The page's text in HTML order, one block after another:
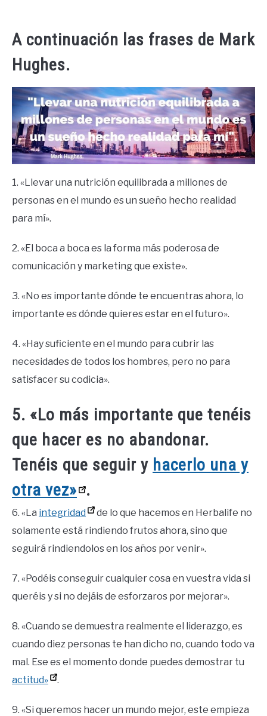
A continuación las frases de Mark
Hughes.
1. «Llevar una nutrición equilibrada a millones de
personas en el mundo es un sueño hecho realidad
para mí».
2. «El boca a boca es la forma más poderosa de
comunicación y marketing que existe».
3. «No es importante dónde te encuentras ahora, lo
importante es dónde quieres estar en el futuro».
4. «Hay suficiente en el mundo para cubrir las
necesidades de todos los hombres, pero no para
satisfacer su codicia».
5. «Lo más importante que tenéis
que hacer es no abandonar.
Tenéis que seguir y hacerlo una y
otra vez» .
6. «La integridad
de lo que hacemos en Herbalife no
solamente está rindiendo frutos ahora, sino que
seguirá rindiendolos en los años por venir».
7. «Podéis conseguir cualquier cosa en vuestra vida si
queréis y si no dejáis de esforzaros por mejorar».
8. «Cuando se demuestra realmente el liderazgo, es
cuando diez personas te han dicho no, cuando todo va
mal. Ese es el momento donde puedes demostrar tu
actitud»
.
9. «Si queremos hacer un mundo mejor, este empieza